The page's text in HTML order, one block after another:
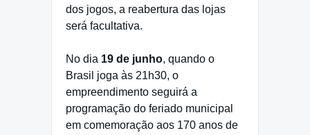
dos jogos, a reabertura das lojas
será facultativa.
No dia 19 de junho, quando o
Brasil joga às 21h30, o
empreendimento seguirá a
programação do feriado municipal
em comemoração aos 170 anos de